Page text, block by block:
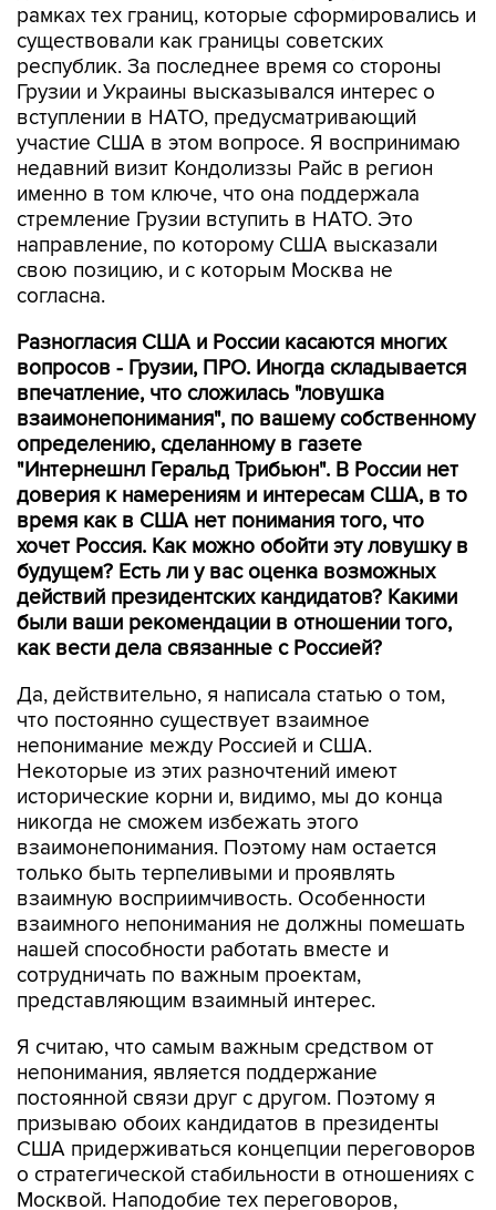
рамках тех границ, которые сформировались и
существовали как границы советских
республик. За последнее время со стороны
Грузии и Украины высказывался интерес о
вступлении в НАТО, предусматривающий
участие США в этом вопросе. Я воспринимаю
недавний визит Кондолиззы Райс в регион
именно в том ключе, что она поддержала
стремление Грузии вступить в НАТО. Это
направление, по которому США высказали
свою позицию, и с которым Москва не
согласна.
Разногласия США и России касаются многих
вопросов - Грузии, ПРО. Иногда складывается
впечатление, что сложилась "ловушка
взаимонепонимания", по вашему собственному
определению, сделанному в газете
"Интернешнл Геральд Трибьюн". В России нет
доверия к намерениям и интересам США, в то
время как в США нет понимания того, что
хочет Россия. Как можно обойти эту ловушку в
будущем? Есть ли у вас оценка возможных
действий президентских кандидатов? Какими
были ваши рекомендации в отношении того,
как вести дела связанные с Россией?
Да, действительно, я написала статью о том,
что постоянно существует взаимное
непонимание между Россией и США.
Некоторые из этих разночтений имеют
исторические корни и, видимо, мы до конца
никогда не сможем избежать этого
взаимонепонимания. Поэтому нам остается
только быть терпеливыми и проявлять
взаимную восприимчивость. Особенности
взаимного непонимания не должны помешать
нашей способности работать вместе и
сотрудничать по важным проектам,
представляющим взаимный интерес.
Я считаю, что самым важным средством от
непонимания, является поддержание
постоянной связи друг с другом. Поэтому я
призываю обоих кандидатов в президенты
США придерживаться концепции переговоров
о стратегической стабильности в отношениях с
Москвой. Наподобие тех переговоров,